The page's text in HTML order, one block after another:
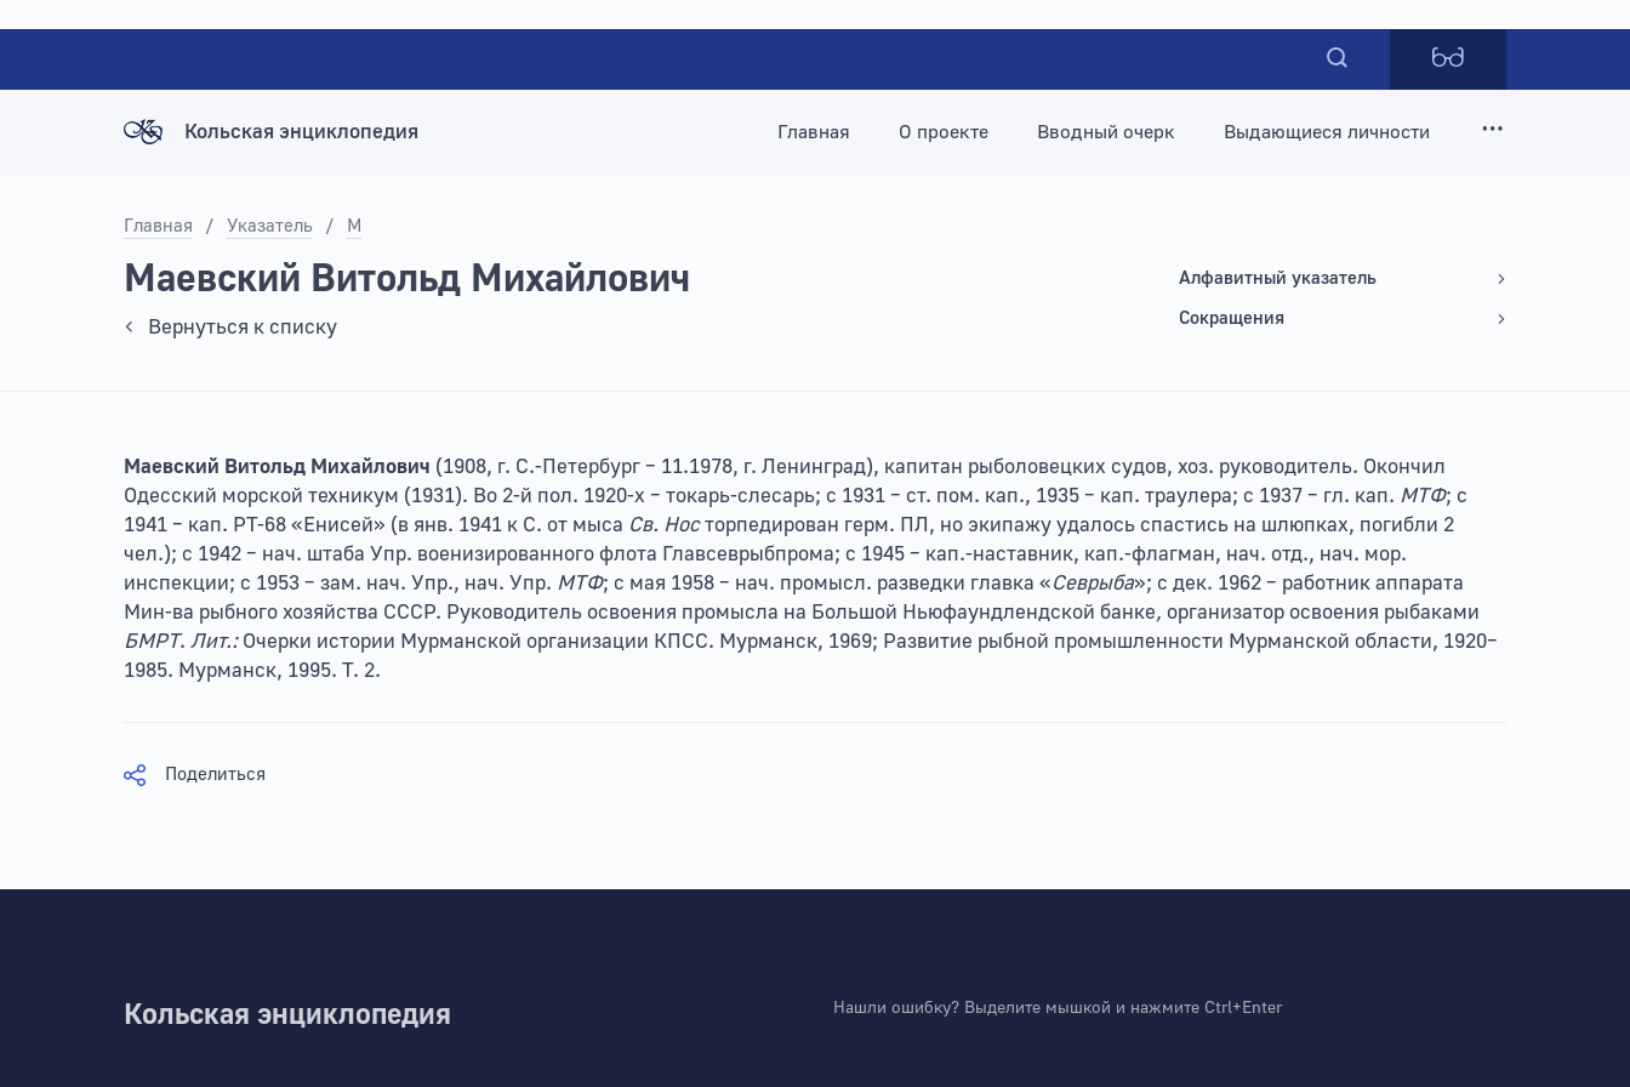
Кольская энциклопедия Главная О проекте Вводный очерк Выдающиеся личности
Главная / Указатель / М
Маевский Витольд Михайлович
Вернуться к списку
Алфавитный указатель
Сокращения
Маевский Витольд Михайлович (1908, г. С.-Петербург – 11.1978, г. Ленинград), капитан рыболовецких судов, хоз. руководитель. Окончил
Одесский морской техникум (1931). Во 2-й пол. 1920-х – токарь-слесарь; с 1931 – ст. пом. кап., 1935 – кап. траулера; с 1937 – гл. кап. МТФ; с
1941 – кап. РТ-68 «Енисей» (в янв. 1941 к С. от мыса Св. Носторпедирован герм. ПЛ, но экипажу удалось спастись на шлюпках, погибли 2
чел.); с 1942 – нач. штаба Упр. военизированного флота Главсеврыбпрома; с 1945 – кап.-наставник, кап.-флагман, нач. отд., нач. мор.
инспекции; с 1953 – зам. нач. Упр., нач. Упр. МТФ; с мая 1958 – нач. промысл. разведки главка «Севрыба»; с дек. 1962 – работник аппарата
Мин-ва рыбного хозяйства СССР. Руководитель освоения промысла на Большой Ньюфаундлендской банке, организатор освоения рыбаками
БМРТ. Лит.:Очерки истории Мурманской организации КПСС. Мурманск, 1969; Развитие рыбной промышленности Мурманской области, 1920–
1985. Мурманск, 1995. Т. 2.
Поделиться
Кольская энциклопедия Нашли ошибку? Выделите мышкой и нажмите Ctrl+Enter